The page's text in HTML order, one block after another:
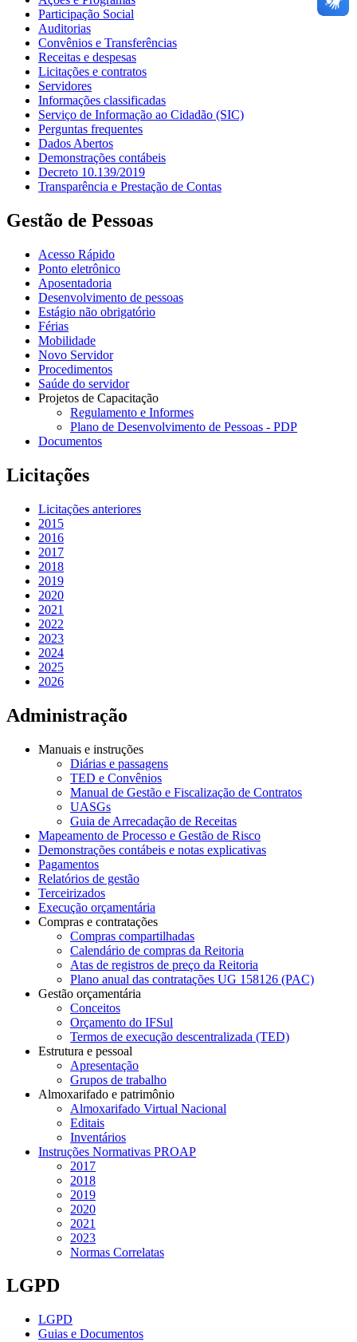
Participação Social
Auditorias
Convênios e Transferências
Receitas e despesas
Licitações e contratos
Servidores
Informações classificadas
Serviço de Informação ao Cidadão (SIC)
Perguntas frequentes
Dados Abertos
Demonstrações contábeis
Decreto 10.139/2019
Transparência e Prestação de Contas
Gestão de Pessoas
Acesso Rápido
Ponto eletrônico
Aposentadoria
Desenvolvimento de pessoas
Estágio não obrigatório
Férias
Mobilidade
Novo Servidor
Procedimentos
Saúde do servidor
Projetos de Capacitação
Regulamento e Informes
Plano de Desenvolvimento de Pessoas - PDP
Documentos
Licitações
Licitações anteriores
2015
2016
2017
2018
2019
2020
2021
2022
2023
2024
2025
2026
Administração
Manuais e instruções
Diárias e passagens
TED e Convênios
Manual de Gestão e Fiscalização de Contratos
UASGs
Guia de Arrecadação de Receitas
Mapeamento de Processo e Gestão de Risco
Demonstrações contábeis e notas explicativas
Pagamentos
Relatórios de gestão
Terceirizados
Execução orçamentária
Compras e contratações
Compras compartilhadas
Calendário de compras da Reitoria
Atas de registros de preço da Reitoria
Plano anual das contratações UG 158126 (PAC)
Gestão orçamentária
Conceitos
Orçamento do IFSul
Termos de execução descentralizada (TED)
Estrutura e pessoal
Apresentação
Grupos de trabalho
Almoxarifado e patrimônio
Almoxarifado Virtual Nacional
Editais
Inventários
Instruções Normativas PROAP
2017
2018
2019
2020
2021
2023
Normas Correlatas
LGPD
LGPD
Guias e Documentos